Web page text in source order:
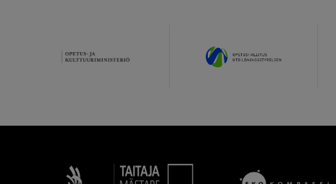
Taitaja